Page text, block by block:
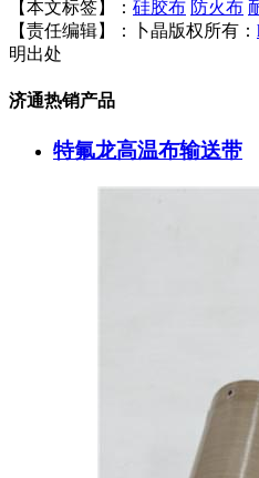
【本文标签】： 硅胶布 防火布
【责任编辑】：
卜晶版权所有：
明出处
济通热销产品
特氟龙高温布输送带